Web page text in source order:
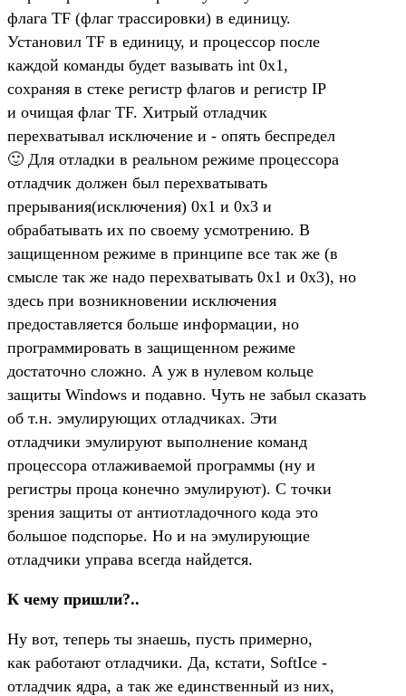
флага TF (флаг трассировки) в единицу.
Установил TF в единицу, и процессор после
каждой команды будет вазывать int 0x1,
сохраняя в стеке регистр флагов и регистр IP
и очищая флаг TF. Хитрый отладчик
перехватывал исключение и - опять беспредел
🙂 Для отладки в реальном режиме процессора
отладчик должен был перехватывать
прерывания(исключения) 0x1 и 0x3 и
обрабатывать их по своему усмотрению. В
защищенном режиме в принципе все так же (в
смысле так же надо перехватывать 0x1 и 0x3), но
здесь при возникновении исключения
предоставляется больше информации, но
программировать в защищенном режиме
достаточно сложно. А уж в нулевом кольце
защиты Windows и подавно. Чуть не забыл сказать
об т.н. эмулирующих отладчиках. Эти
отладчики эмулируют выполнение команд
процессора отлаживаемой программы (ну и
регистры проца конечно эмулируют). С точки
зрения защиты от антиотладочного кода это
большое подспорье. Но и на эмулирующие
отладчики управа всегда найдется.
К чему пришли?..
Ну вот, теперь ты знаешь, пусть примерно,
как работают отладчики. Да, кстати, SoftIce -
отладчик ядра, а так же единственный из них,